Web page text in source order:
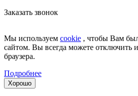
Заказать звонок
Мы используем cookie , чтобы Вам
сайтом. Вы всегда можете отключить
браузера.
Подробнее
Хорошо